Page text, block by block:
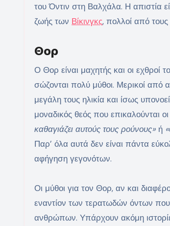
του Όντιν στη Βαλχάλα. Η απιστία
ζωής των Βίκινγκς, πολλοί από
Θορ
Ο Θορ είναι μαχητής και οι εχθροί
σώζονται πολύ μύθοι. Μερικοί από
μεγάλη τους ηλικία και ίσως
μοναδικός θεός που επικαλούνται
καθαγιάζει αυτούς τους ρούνους» ή
Παρ’ όλα αυτά δεν είναι πάντα
αφήγηση γεγονότων.
Οι μύθοι για τον Θορ, αν και
εναντίον των τερατωδών όντων
ανθρώπων. Υπάρχουν ακόμη